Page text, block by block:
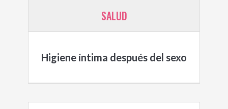
SALUD
Higiene íntima después del sexo